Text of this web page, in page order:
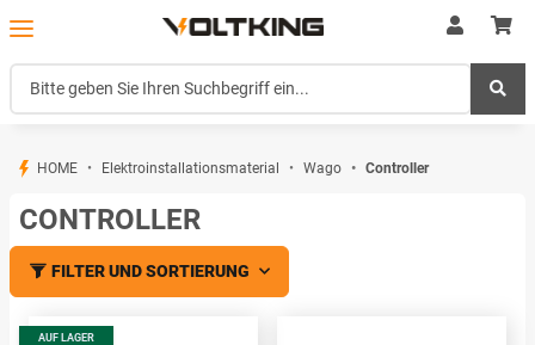
HOME Elektroinstallationsmaterial Wago Controller
CONTROLLER
FILTER UND SORTIERUNG
AUF LAGER